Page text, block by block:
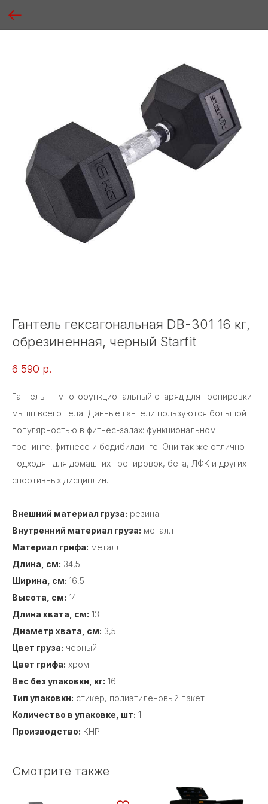
Гантель гексагональная DB-301 16 кг,
обрезиненная, черный Starfit
6 590 р.
Гантель — многофункциональный снаряд для тренировки
мышц всего тела. Данные гантели пользуются большой
популярностью в фитнес-залах: функциональном
тренинге, фитнесе и бодибилдинге. Они так же отлично
подходят для домашних тренировок, бега, ЛФК и других
спортивных дисциплин.
Внешний материал груза: резина
Внутренний материал груза: металл
Материал грифа: металл
Длина, см: 34,5
Ширина, см: 16,5
Высота, см: 14
Длина хвата, см: 13
Диаметр хвата, см: 3,5
Цвет груза: черный
Цвет грифа: хром
Вес без упаковки, кг: 16
Тип упаковки: стикер, полиэтиленовый пакет
Количество в упаковке, шт: 1
Производство: КНР
Смотрите также